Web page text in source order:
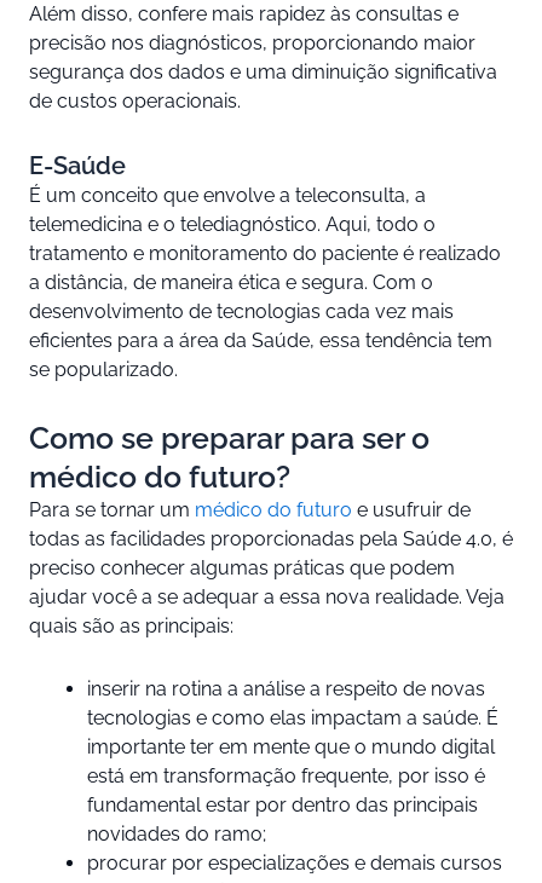
Além disso, confere mais rapidez às consultas e
precisão nos diagnósticos, proporcionando maior
segurança dos dados e uma diminuição significativa
de custos operacionais.
E-Saúde
É um conceito que envolve a teleconsulta, a
telemedicina e o telediagnóstico. Aqui, todo o
tratamento e monitoramento do paciente é realizado
a distância, de maneira ética e segura. Com o
desenvolvimento de tecnologias cada vez mais
eficientes para a área da Saúde, essa tendência tem
se popularizado.
Como se preparar para ser o
médico do futuro?
Para se tornar um médico do futuro e usufruir de
todas as facilidades proporcionadas pela Saúde 4.0, é
preciso conhecer algumas práticas que podem
ajudar você a se adequar a essa nova realidade. Veja
quais são as principais:
inserir na rotina a análise a respeito de novas
tecnologias e como elas impactam a saúde. É
importante ter em mente que o mundo digital
está em transformação frequente, por isso é
fundamental estar por dentro das principais
novidades do ramo;
procurar por especializações e demais cursos